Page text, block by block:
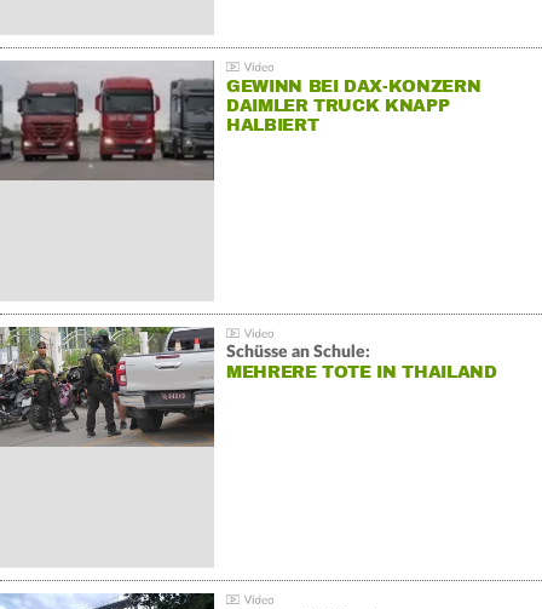
GEWINN BEI DAX-KONZERN
DAIMLER TRUCK KNAPP
HALBIERT
Schüsse an Schule:
MEHRERE TOTE IN THAILAND